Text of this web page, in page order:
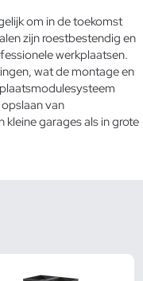
om in de toekomst
zijn roestbestendig en
werkplaatsen.
wat de montage en
van
garages als in grote